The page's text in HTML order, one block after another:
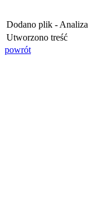
Dodano plik -
Utworzono treść
powrót